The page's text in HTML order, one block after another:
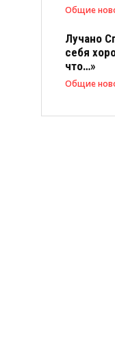
Общие
Лучано
себя
что…»
Общие